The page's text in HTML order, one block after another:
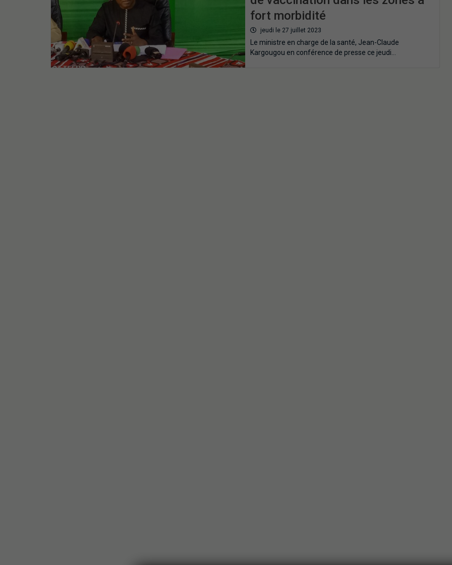
fort morbidité
jeudi le 27 juillet 2023
Le ministre en charge de la santé, Jean-Claude
Kargougou en conférence de presse ce jeudi…